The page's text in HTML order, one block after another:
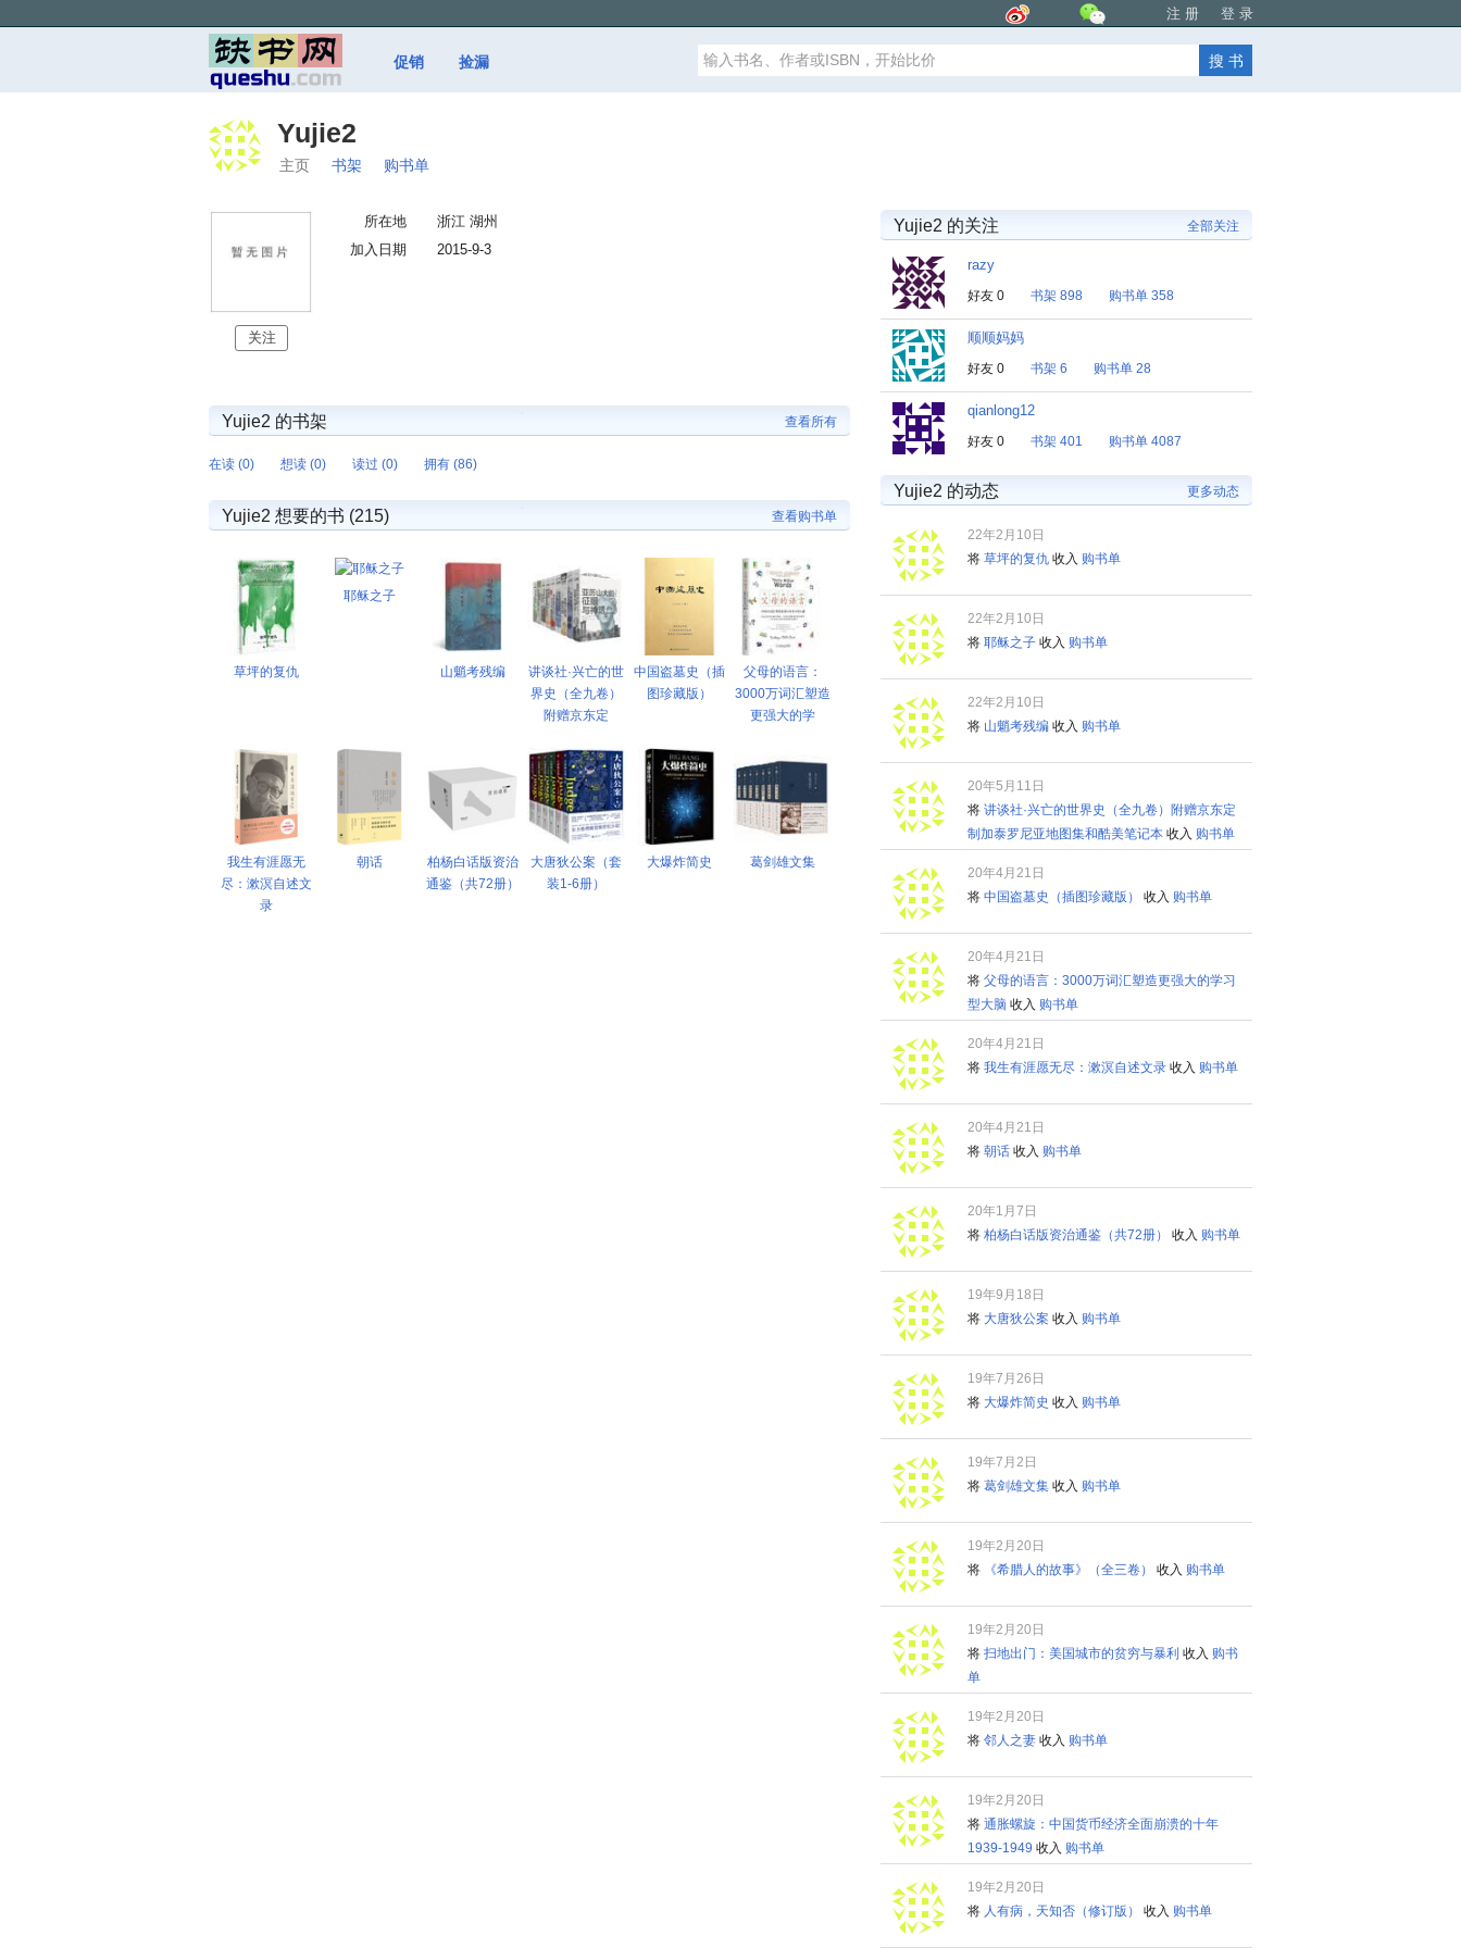
注 册 登 录
促销 捡漏
Yujie2
主页 书架 购书单
关注
所在地
浙江 湖州
加入日期
2015-9-3
Yujie2 的书架 查看所有
在读 (0) 想读 (0) 读过 (0) 拥有 (86)
Yujie2 想要的书 (215) 查看购书单
草坪的复仇
耶稣之子
山魈考残编
讲谈社·兴亡的世
界史（全九卷）
附赠京东定
中国盗墓史（插
图珍藏版）
父母的语言：
3000万词汇塑造
更强大的学
我生有涯愿无
尽：漱溟自述文
录
朝话
柏杨白话版资治
通鉴（共72册）
大唐狄公案（套
装1-6册）
大爆炸简史 葛剑雄文集
Yujie2 的关注 全部关注
razy
好友 0 书架 898 购书单 358
顺顺妈妈
好友 0 书架 6 购书单 28
qianlong12
好友 0 书架 401 购书单 4087
Yujie2 的动态 更多动态
22年2月10日
将 草坪的复仇 收入 购书单
22年2月10日
将 耶稣之子 收入 购书单
22年2月10日
将 山魈考残编 收入 购书单
20年5月11日
将 讲谈社·兴亡的世界史（全九卷）附赠京东定
制加泰罗尼亚地图集和酷美笔记本 收入 购书单
20年4月21日
将 中国盗墓史（插图珍藏版） 收入 购书单
20年4月21日
将 父母的语言：3000万词汇塑造更强大的学习
型大脑 收入 购书单
20年4月21日
将 我生有涯愿无尽：漱溟自述文录 收入 购书单
20年4月21日
将 朝话 收入 购书单
20年1月7日
将 柏杨白话版资治通鉴（共72册） 收入 购书单
19年9月18日
将 大唐狄公案 收入 购书单
19年7月26日
将 大爆炸简史 收入 购书单
19年7月2日
将 葛剑雄文集 收入 购书单
19年2月20日
将
《希腊人的故事》（全三卷） 收入 购书单
19年2月20日
将 扫地出门：美国城市的贫穷与暴利 收入 购书
单
19年2月20日
将 邻人之妻 收入 购书单
19年2月20日
将 通胀螺旋：中国货币经济全面崩溃的十年
1939-1949 收入 购书单
19年2月20日
将 人有病，天知否（修订版） 收入 购书单